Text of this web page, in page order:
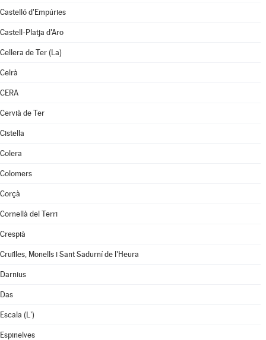
Castelló d'Empúries
Castell-Platja d'Aro
Cellera de Ter (La)
Celrà
CERA
Cervià de Ter
Cistella
Colera
Colomers
Corçà
Cornellà del Terri
Crespià
Cruïlles, Monells i Sant Sadurní de l'Heura
Darnius
Das
Escala (L')
Espinelves